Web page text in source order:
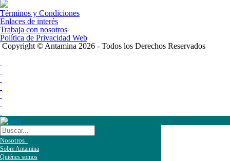
Términos y Condiciones
Enlaces de interés
Trabaja con nosotros
Política de Privacidad Web
Copyright © Antamina 2026 - Todos los Derechos Reservados
Nosotros
Sobre Antamina
Quiénes somos